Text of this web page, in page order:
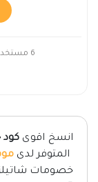
6 مستخدم اليوم
انسخ اقوى كود
المتوفر لدى
خصومات